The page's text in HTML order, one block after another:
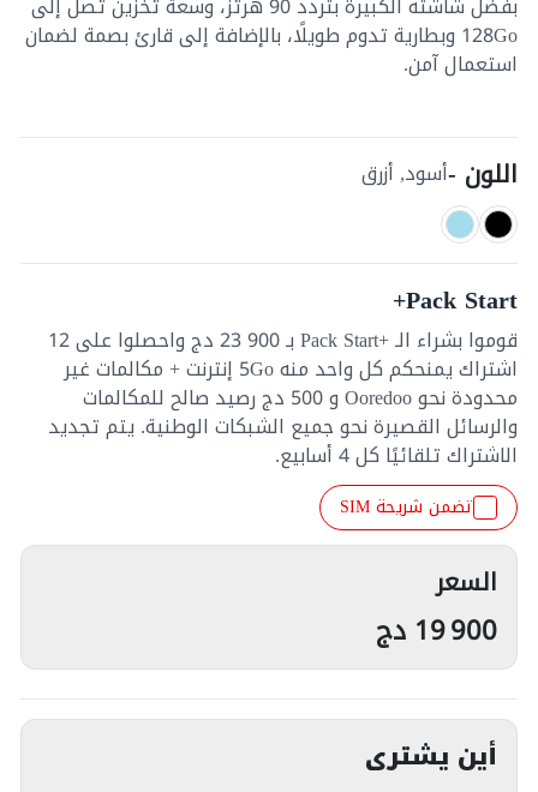
128Go وبطارية تدوم طويلًا، بالإضافة إلى قارئ بصمة لضمان
استعمال آمن.
اللون -أسود, أزرق
Pack Start+
قوموا بشراء الـ +Pack Start بـ 900 23 دج واحصلوا على 12
اشتراك يمنحكم كل واحد منه 5Go إنترنت + مكالمات غير
محدودة نحو Ooredoo و 500 دج رصيد صالح للمكالمات
والرسائل القصيرة نحو جميع الشبكات الوطنية. يتم تجديد
الاشتراك تلقائيًا كل 4 أسابيع.
تضمن شريحة SIM
السعر
19 900 دج
أين يشترى